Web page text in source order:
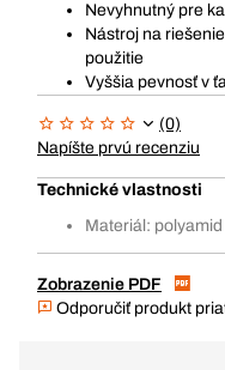
Nevyhnutný pre
Nástroj na
použitie
Vyššia pevnosť v
(0)
Napíšte prvú recenziu
Technické vlastnosti
Materiál:
Zobrazenie PDF
Odporučiť produkt